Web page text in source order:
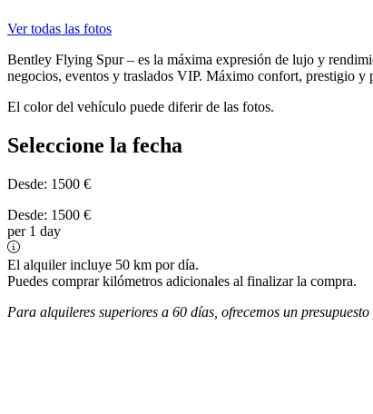
Ver todas las fotos
Bentley Flying Spur – es la máxima expresión de lujo y
negocios, eventos y traslados VIP. Máximo confort, prestigio y
El color del vehículo puede diferir de las fotos.
Seleccione la fecha
Desde: 1500 €
Desde: 1500 €
per 1 day
El alquiler incluye 50 km por día.
Puedes comprar kilómetros adicionales al finalizar la compra.
Para alquileres superiores a 60 días, ofrecemos un